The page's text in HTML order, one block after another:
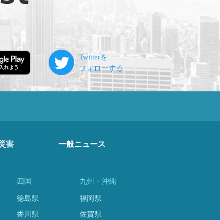
害 一般ニュース
四国
徳島県
香川県
九州・沖縄
福岡県
佐賀県